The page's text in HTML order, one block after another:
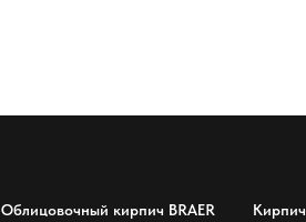
Облицовочный кирпич BRAER Кирпич